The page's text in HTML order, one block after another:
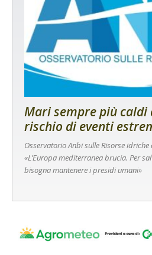
Mari sempre più
rischio di eventi
Osservatorio Anbi sulle Risorse
«L’Europa mediterranea brucia. Per
bisogna mantenere i presidi umani»